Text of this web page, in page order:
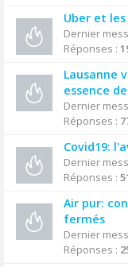
Uber et
Dernier
Réponses :
Lausanne
essence
Dernier
Réponses :
Covid19:
Dernier
Réponses :
Air pur:
fermés
Dernier
Réponses :